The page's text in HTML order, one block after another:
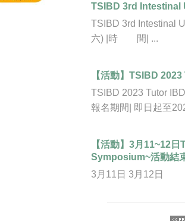
TSIBD 3rd
TSIBD 3rd Intestinal
六) |時 間| ...
【活動】TSIBD
TSIBD 2023 Tutor
報名期間| 即日起至
【活動】3月11~12
Symposium~活動結
3月11日 3月12日